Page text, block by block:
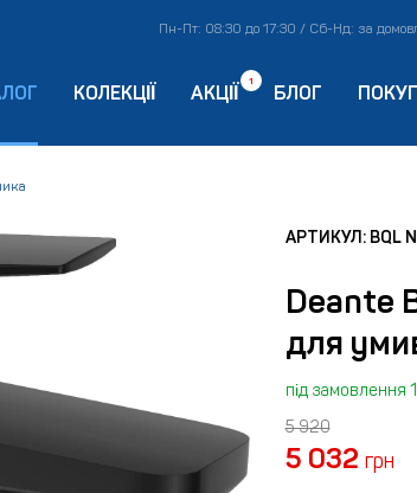
Пн-Пт: 08:30 до 17:30 / Сб-Нд: за
КОЛЕКЦІЇ АКЦІЇ
1
БЛОГ
АРТИКУЛ: BQL
Deante
для
під замовлення
5 920
5 032 грн